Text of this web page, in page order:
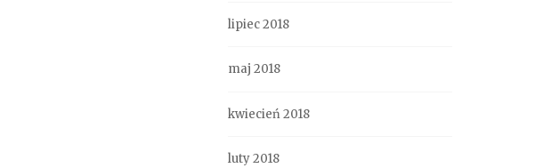
lipiec 2018
maj 2018
kwiecień 2018
luty 2018